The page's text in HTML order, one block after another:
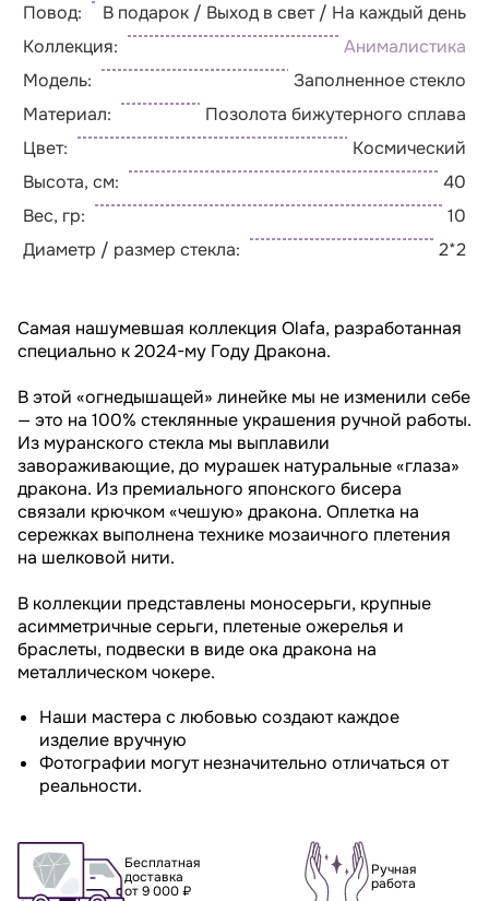
Повод:
В подарок / Выход в свет / На каждый день
Коллекция:
Анималистика
Модель:
Заполненное стекло
Материал:
Позолота бижутерного сплава
Цвет:
Космический
Высота, см:
40
Вес, гр:
10
Диаметр / размер стекла:
2*2
Самая нашумевшая коллекция Olafa, разработанная
специально к 2024-му Году Дракона.
В этой «огнедышащей» линейке мы не изменили себе
— это на 100% стеклянные украшения ручной работы.
Из муранского стекла мы выплавили
завораживающие, до мурашек натуральные «глаза»
дракона. Из премиального японского бисера
связали крючком «чешую» дракона. Оплетка на
сережках выполнена технике мозаичного плетения
на шелковой нити.
В коллекции представлены моносерьги, крупные
асимметричные серьги, плетеные ожерелья и
браслеты, подвески в виде ока дракона на
металлическом чокере.
Наши мастера с любовью создают каждое
изделие вручную
Фотографии могут незначительно отличаться от
реальности.
Бесплатная
доставка
от 9 000 ₽
Ручная
работа